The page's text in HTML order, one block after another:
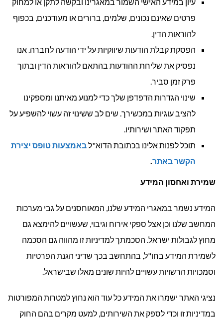
פרטים שאינם נכונים, שלמים, ברורים או מעודכנים, בכפוף
להוראות הדין.
הפסקת קבלת הודעות שיווקיות על ידי הודעה לחברה. אנו
נפסיק את שליחת ההודעות בהתאם להוראות הדין ובתוך
פרק זמן סביר.
שינוי הגדרות הדפדפן שלך כדי למנוע מאיתנו ומספקינו
להציב עוגיות במכשירך. שים לב ששינוי זה עשוי להשפיע על
תפקוד האתר ושירותיו.
תוכל לפנות אלינו בכתובת הדוא"לבאמצעות טופס יצירת
הקשר באתר.
שמירת ואחסון המידע
המידע נשמר במאגרי המידע שלנו, המאוחסנים על גבי מערכות
המחשב שלנו וכן אצל ספקי אירוח וגיבוי, שעשויים להימצא גם
מחוץ לגבולות ישראל. הסכמתך למדיניות זו מהווה גם הסכמה
לשמירת המידע בחו"ל, בהתחשב בכך שדיני הגנת הפרטיות
וסמכויות הרשויות עשויים להיות שונים מאלו שבישראל.
נציגי האתר ישמרו את המידע כל עוד הוא נחוץ למטרות המפורטות
במדיניות זו וכדי לספק את השירותים, למעט מקרים בהם החוק